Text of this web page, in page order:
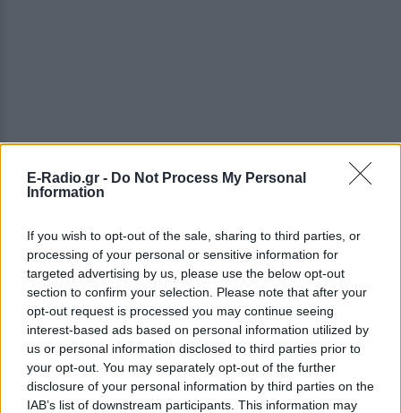
E-Radio.gr - Do Not Process My Personal
Information
If you wish to opt-out of the sale, sharing to third parties, or
processing of your personal or sensitive information for
targeted advertising by us, please use the below opt-out
section to confirm your selection. Please note that after your
opt-out request is processed you may continue seeing
interest-based ads based on personal information utilized by
us or personal information disclosed to third parties prior to
your opt-out. You may separately opt-out of the further
disclosure of your personal information by third parties on the
IAB’s list of downstream participants. This information may
Επιπλέον δραστηριότητες (επί πληρωμή)
Για όσους αναζητούν ακόμα περισσότερη δράση, το
φεστιβάλ προσφέρει επίσης — με επιπλέον χρέωση
— υδροποδήλατα, κανό-καγιάκ, mountain bike,
ιππασία και αερόστατο.